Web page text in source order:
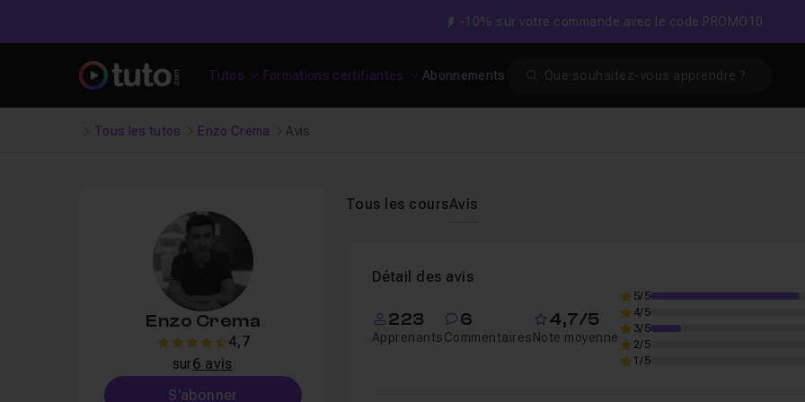
-10% sur votre commande avec le code PROMO10
Tutos Formations certifiantes Abonnements
Tous les tutos Enzo Crema Avis
Enzo Crema
4.7
4,7
sur6 avis
S'abonner
Tous les coursAvis
Détail des avis
223
Apprenants
6
Commentaires
4,7/5
Note moyenne
5/5
4/5
3/5
2/5
1/5